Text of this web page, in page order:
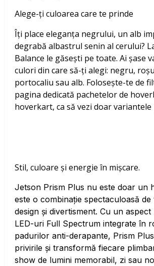
Alege-ți culoarea care te prinde
Îți place eleganța negrului, un alb
degrabă albastrul senin al cerului?
Balance le găsești pe toate. Ai șase
culori din care să-ți alegi: negru,
portocaliu sau alb. Folosește-te de
pagina dedicată pachetelor de
hoverkart, ca să vezi doar
Stil, culoare și energie în mișcare.
Jetson Prism Plus nu este doar un
este o combinație spectaculoasă de
design și divertisment. Cu un
LED-uri Full Spectrum integrate în
padurilor anti-derapante, Prism
privirile și transformă fiecare
show de lumini memorabil, zi sau